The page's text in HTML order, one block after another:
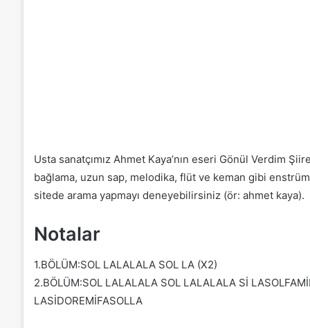
Usta sanatçımız Ahmet Kaya’nın eseri Gönül Verdim
bağlama, uzun sap, melodika, flüt ve keman gibi
sitede arama yapmayı deneyebilirsiniz (ör: ahmet kaya).
Notalar
1.BÖLÜM:SOL LALALALA SOL LA (X2)
2.BÖLÜM:SOL LALALALA SOL LALALALA Sİ
LASİDOREMİFASOLLA